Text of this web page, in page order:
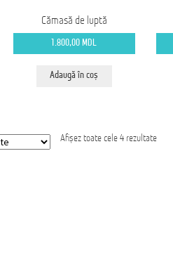
Cămasă de luptă
1.800,00 MDL
Adaugă în coș
Afișez toate cele 4 rezultateSortat